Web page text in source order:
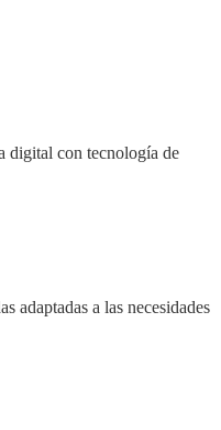
digital con tecnología de
adaptadas a las necesidades